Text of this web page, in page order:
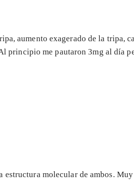
aumento exagerado de la tripa,
principio me pautaron 3mg al día
molecular de ambos.